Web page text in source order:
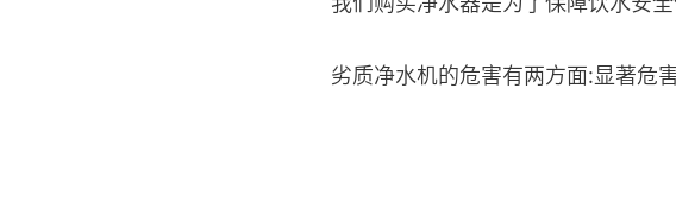
劣质净水机的危害有两方面:显著危